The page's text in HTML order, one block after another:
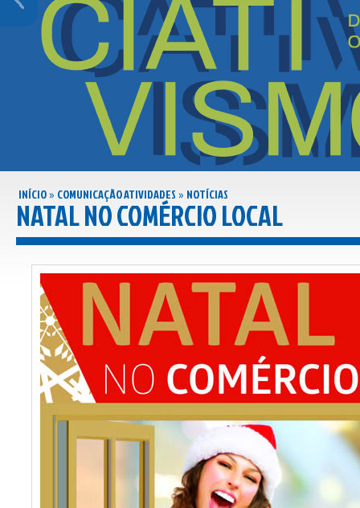
INÍCIO» COMUNICAÇÃO ATIVIDADES » NOTÍCIAS
NATAL NO COMÉRCIO LOCAL